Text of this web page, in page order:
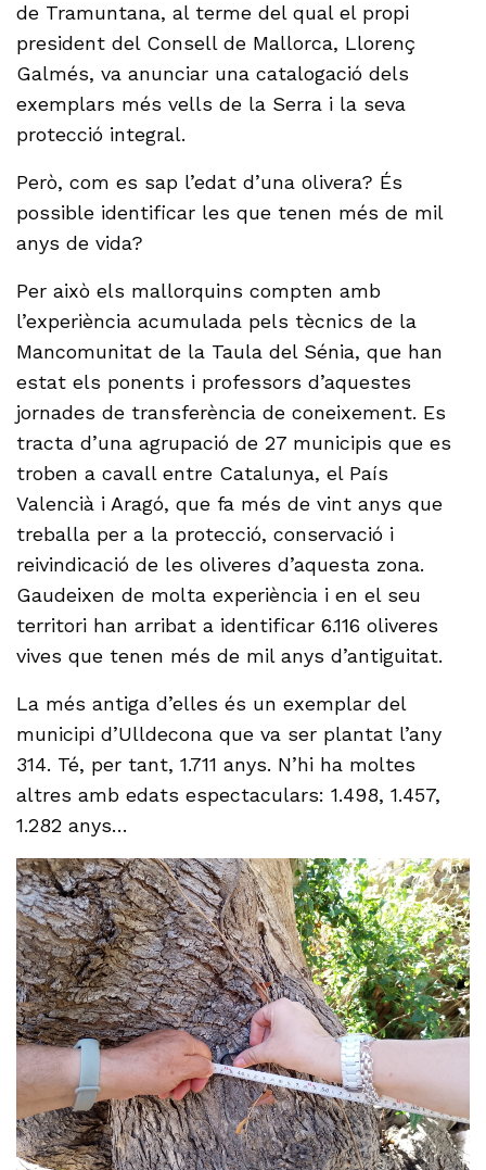
de Tramuntana, al terme del qual el propi
president del Consell de Mallorca, Llorenç
Galmés, va anunciar una catalogació dels
exemplars més vells de la Serra i la seva
protecció integral.
Però, com es sap l’edat d’una olivera? És
possible identificar les que tenen més de mil
anys de vida?
Per això els mallorquins compten amb
l’experiència acumulada pels tècnics de la
Mancomunitat de la Taula del Sénia, que han
estat els ponents i professors d’aquestes
jornades de transferència de coneixement. Es
tracta d’una agrupació de 27 municipis que es
troben a cavall entre Catalunya, el País
Valencià i Aragó, que fa més de vint anys que
treballa per a la protecció, conservació i
reivindicació de les oliveres d’aquesta zona.
Gaudeixen de molta experiència i en el seu
territori han arribat a identificar 6.116 oliveres
vives que tenen més de mil anys d’antiguitat.
La més antiga d’elles és un exemplar del
municipi d’Ulldecona que va ser plantat l’any
314. Té, per tant, 1.711 anys. N’hi ha moltes
altres amb edats espectaculars: 1.498, 1.457,
1.282 anys…